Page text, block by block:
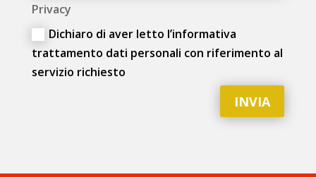
Privacy
Dichiaro di aver letto l’informativa
trattamento dati personali con riferimento al
servizio richiesto
INVIA